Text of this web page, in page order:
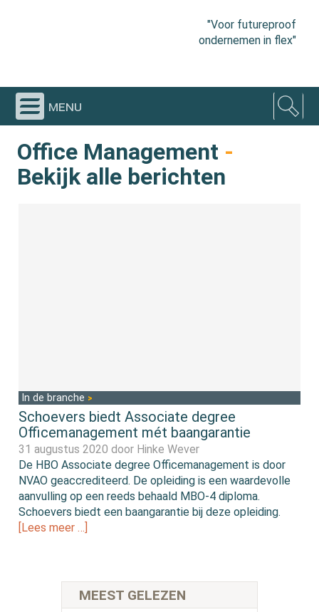
"Voor futureproof
ondernemen in flex"
menu
Office Management -
Bekijk alle berichten
In de branche
Schoevers biedt Associate degree
Officemanagement mét baangarantie
31 augustus 2020 door Hinke Wever
De HBO Associate degree Officemanagement is door
NVAO geaccrediteerd. De opleiding is een waardevolle
aanvulling op een reeds behaald MBO-4 diploma.
Schoevers biedt een baangarantie bij deze opleiding.
[Lees meer …]
MEEST GELEZEN